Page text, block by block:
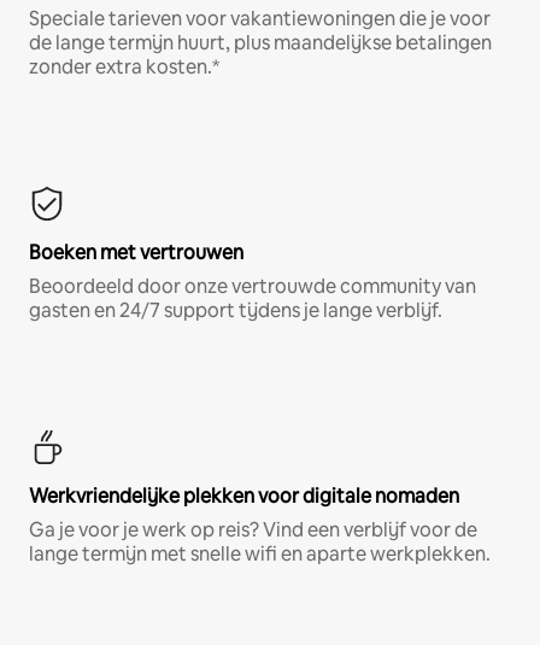
Speciale tarieven voor vakantiewoningen die je voor
de lange termijn huurt, plus maandelijkse betalingen
zonder extra kosten.*
Boeken met vertrouwen
Beoordeeld door onze vertrouwde community van
gasten en 24/7 support tijdens je lange verblijf.
Werkvriendelijke plekken voor digitale nomaden
Ga je voor je werk op reis? Vind een verblijf voor de
lange termijn met snelle wifi en aparte werkplekken.